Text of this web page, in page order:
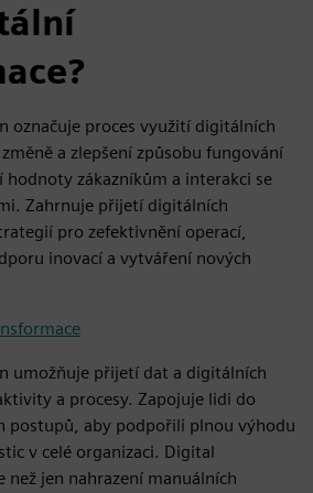
označuje proces využití digitálních
a zlepšení způsobu fungování
zákazníkům a interakci se
Zahrnuje přijetí digitálních
pro zefektivnění operací,
inovací a vytváření nových
umožňuje přijetí dat a digitálních
a procesy. Zapojuje lidi do
postupů, aby podpořili plnou výhodu
v celé organizaci. Digital
jen nahrazení manuálních